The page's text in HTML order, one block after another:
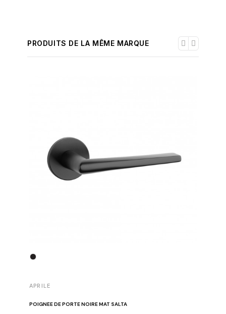
PRODUITS DE LA MÊME MARQUE
APRILE
POIGNÉE DE PORTE NOIRE MAT SALTA